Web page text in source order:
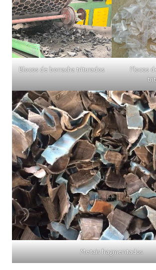
Blocos de borracha triturados
Flocos
Metais fragmentados